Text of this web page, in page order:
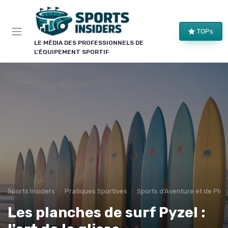
LE MÉDIA DES PROFESSIONNELS DE
L'ÉQUIPEMENT SPORTIF
TOPs
Sports Insiders Pratiques Sportives Sports d'Aventure et de
Les planches de surf Pyzel :
×
LE CLUB SPORTS INSIDERS
Rejoignez le club !
comparatifs avant leur publication. Pour ceux qui
équipent un club, une salle ou une collectivité.
Bons plans matériel Alertes pièces
Avant-premières Normes & sécurité
Panneau de gestion des cookies